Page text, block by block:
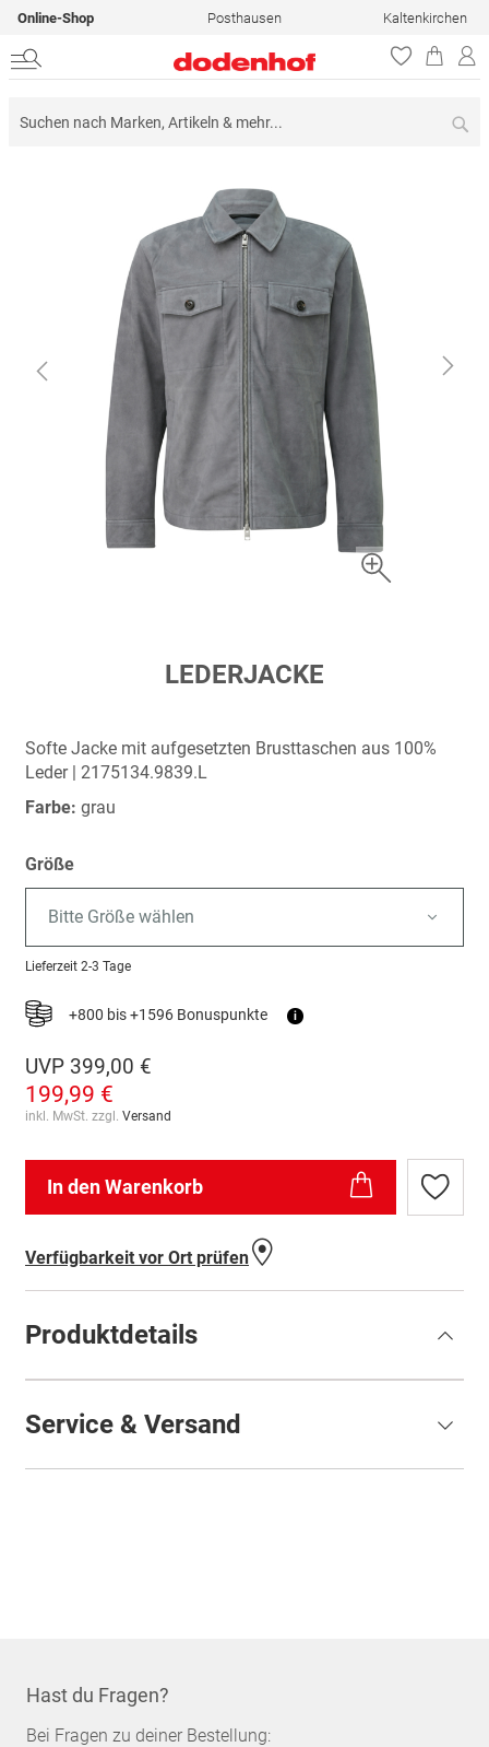
Online-Shop Posthausen Kaltenkirchen
springen
LEDERJACKE
Softe Jacke mit aufgesetzten Brusttaschen aus 100%
Leder | 2175134.9839.L
Farbe: grau
Größe
Bitte Größe wählen
Lieferzeit 2-3 Tage
+800 bis +1596 Bonuspunkte i
UVP 399,00 €
199,99 €
inkl. MwSt. zzgl. Versand
In den Warenkorb
Zur
Verfügbarkeit vor Ort prüfen
Produktdetails
Service & Versand
Hast du Fragen?
Bei Fragen zu deiner Bestellung: